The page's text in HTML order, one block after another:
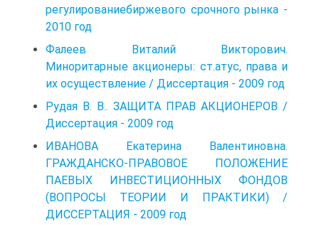
регулированиебиржевого срочного рынка -
2010 год
Фалеев Виталий Викторович.
Миноритарные акционеры: ст.атус, права и
их осуществление / Диссертация - 2009 год
Рудая В. В.. ЗАЩИТА ПРАВ АКЦИОНЕРОВ /
Диссертация - 2009 год
ИВАНОВА Екатерина Валентиновна.
ГРАЖДАНСКО-ПРАВОВОЕ ПОЛОЖЕНИЕ
ПАЕВЫХ ИНВЕСТИЦИОННЫХ ФОНДОВ
(ВОПРОСЫ ТЕОРИИ И ПРАКТИКИ) /
ДИССЕРТАЦИЯ - 2009 год